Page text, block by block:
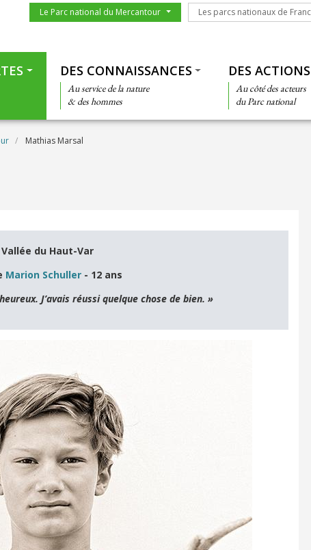
Menu du parc
Le Parc national du Mercantour Les parcs nationaux de
Les parcs nationaux de
DES CONNAISSANCES
Au service de la nature
& des hommes
DES ACTIONS
Au côté des acteurs
du Parc national
Mathias Marsal
Vallée du Haut-Var
Marion Schuller - 12 ans
J’avais réussi quelque chose de bien. »